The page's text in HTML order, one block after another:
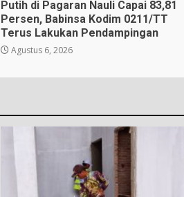
Putih di Pagaran Nauli Capai 83,81
Persen, Babinsa Kodim 0211/TT
Terus Lakukan Pendampingan
Agustus 6, 2026